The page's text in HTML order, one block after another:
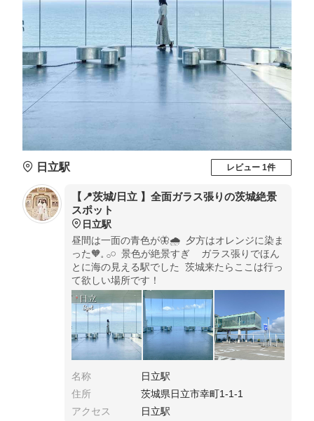
日立駅 レビュー 1件
【📍茨城/日立 】全面ガラス張りの茨城絶景
スポット
日立駅
昼間は一面の青色が🦋🌧 夕方はオレンジに染ま
った🧡𓈒 𓂂𓏸 景色が絶景すぎ ガラス張りでほん
とに海の見える駅でした 茨城来たらここは行っ
て欲しい場所です！
名称
日立駅
住所
茨城県日立市幸町1-1-1
アクセス
日立駅